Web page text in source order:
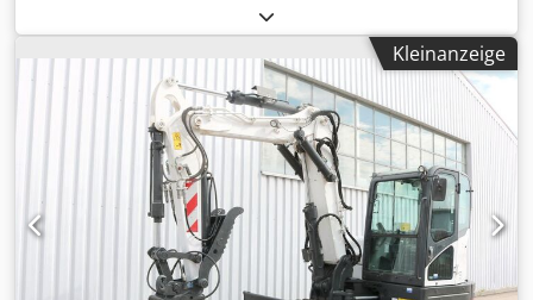
2.000 kg
Freihub:1.475 mm, Kraftstofftyp:Gas, Gabellänge:1.200
, TECHNISCHE DETAILS Tragkraft: 2.000 kg Hubhöhe:
4.730 mm Freihub: 1.475 mm Gabellänge: 1.200 mm
Lastschwerpunkt: 500 mm Bauhöhe: 2.150 mm Chedpfx Ajy
Ic Awjb Nsa MASCHINEN-DETAILS Antrieb: Gasstapler
Neigung nach hinten: 8 ° Mast: FFT Reifen: S Reifenprofil:
975 mm Maschinengewicht ohne Aufbau: 3.542 kg
Maschinengewicht mit Aufbau: 3.613 kg
Kleinanzeige